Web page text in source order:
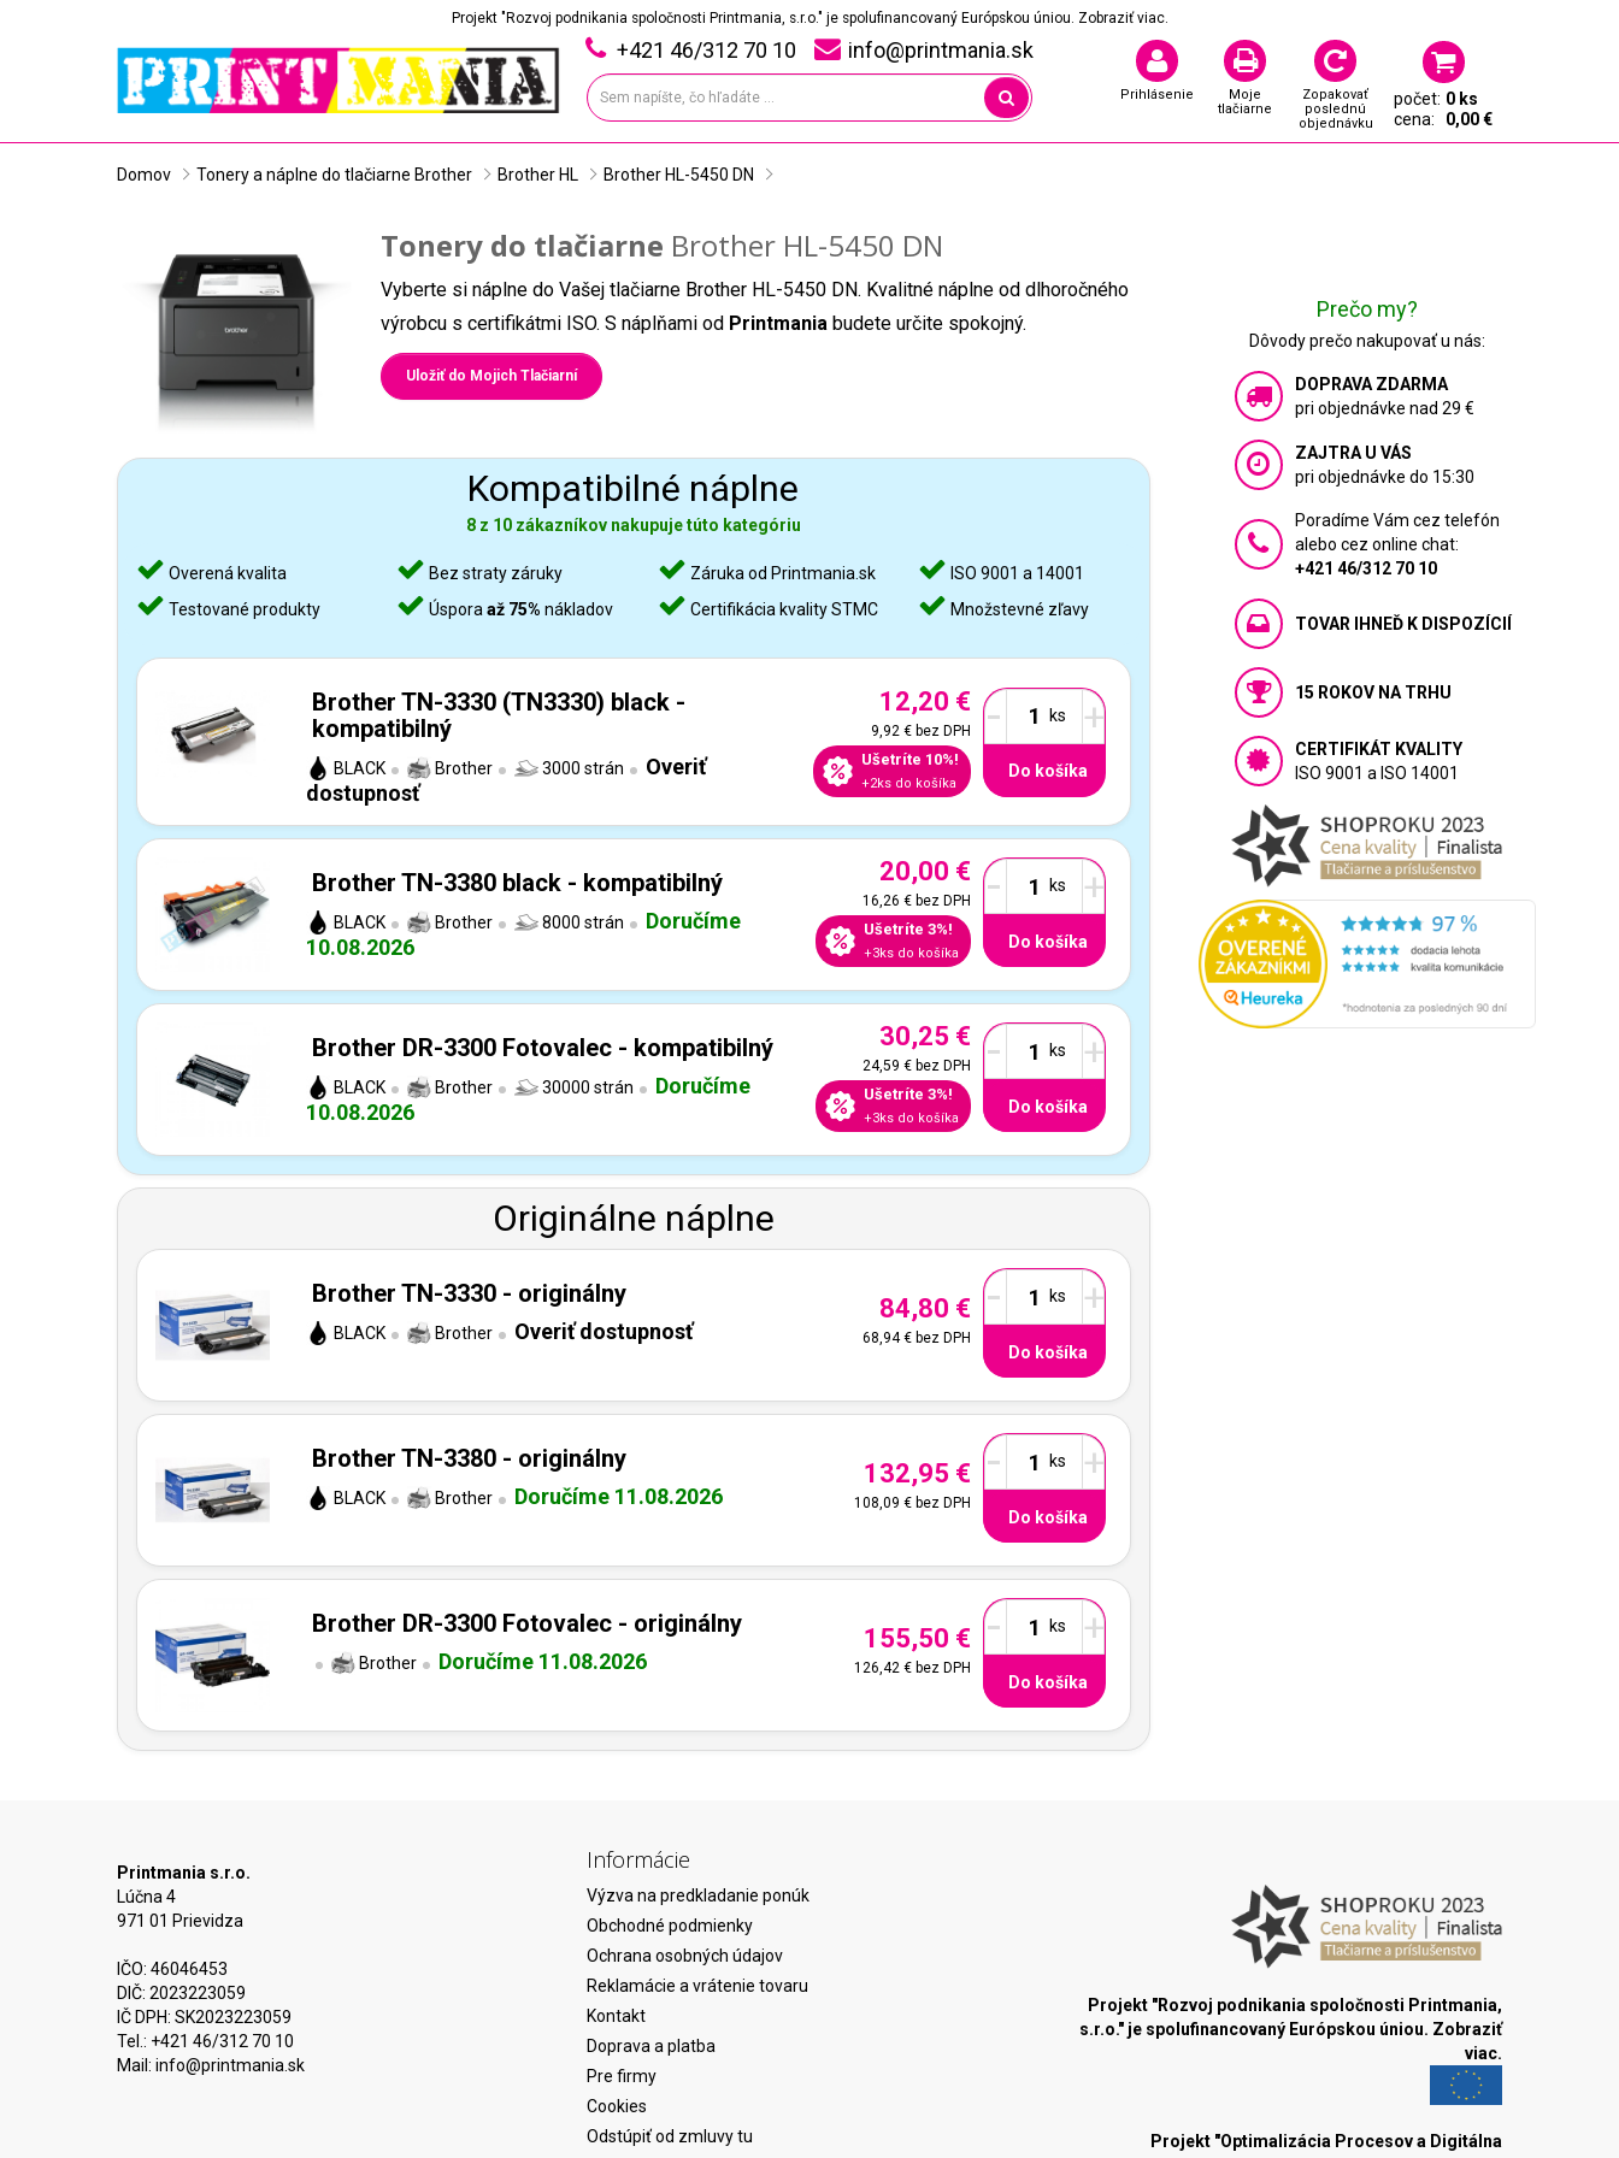
Projekt "Rozvoj podnikania spoločnosti Printmania, s.r.o." je spolufinancovaný Európskou úniou. Zobraziť viac.
+421 46/312 70 10 info@printmania.sk
Prihlásenie
Moje
tlačiarne
Zopakovať
poslednú
objednávku
počet: 0 ks
cena:
0,00 €
Domov Tonery a náplne do tlačiarne Brother Brother HL Brother HL-5450 DN
Tonery do tlačiarne Brother HL-5450 DN
Vyberte si náplne do Vašej tlačiarne Brother HL-5450 DN. Kvalitné náplne od dlhoročného
výrobcu s certifikátmi ISO. S náplňami od Printmania budete určite spokojný.
Uložiť do Mojich Tlačiarní
Kompatibilné náplne
8 z 10 zákazníkov nakupuje túto kategóriu
Overená kvalita
Testované produkty
Bez straty záruky
Úsporaaž 75% nákladov
Záruka od Printmania.sk
Certifikácia kvality STMC
ISO 9001 a 14001
Množstevné zľavy
Brother TN-3330 (TN3330) black -
kompatibilný
BLACK Brother 3000 strán
Overiť
dostupnosť
12,20 €
9,92 €bez DPH
Ušetríte 10%!
+2ks do košíka
- +
Do košíka
Brother TN-3380 black - kompatibilný
BLACK Brother 8000 strán
Doručíme
10.08.2026
20,00 €
16,26 €bez DPH
Ušetríte 3%!
+3ks do košíka
- +
Do košíka
Brother DR-3300 Fotovalec - kompatibilný
BLACK Brother 30000 strán
Doručíme
10.08.2026
30,25 €
24,59 €bez DPH
Ušetríte 3%!
+3ks do košíka
- +
Do košíka
Originálne náplne
Brother TN-3330 - originálny
BLACK Brother Overiť dostupnosť
84,80 €
68,94 €bez DPH
- +
Do košíka
Brother TN-3380 - originálny
BLACK Brother Doručíme 11.08.2026
132,95 €
108,09 €bez DPH
- +
Do košíka
Brother DR-3300 Fotovalec - originálny
Brother Doručíme 11.08.2026
155,50 €
126,42 €bez DPH
- +
Do košíka
Prečo my?
Dôvody prečo nakupovať u nás:
DOPRAVA ZDARMA
pri objednávke nad 29 €
ZAJTRA U VÁS
pri objednávke do 15:30
Poradíme Vám cez telefón
alebo cez online chat:
+421 46/312 70 10
TOVAR IHNEĎ K DISPOZÍCIÍ
15 ROKOV NA TRHU
CERTIFIKÁT KVALITY
ISO 9001 a ISO 14001
Printmania s.r.o.
Lúčna 4
971 01 Prievidza
IČO: 46046453
DIČ: 2023223059
IČ DPH: SK2023223059
Tel.: +421 46/312 70 10
Mail: info@printmania.sk
Informácie
Výzva na predkladanie ponúk
Obchodné podmienky
Ochrana osobných údajov
Reklamácie a vrátenie tovaru
Kontakt
Doprava a platba
Pre firmy
Cookies
Odstúpiť od zmluvy tu
Projekt "Rozvoj podnikania spoločnosti Printmania,
s.r.o." je spolufinancovaný Európskou úniou. Zobraziť
viac.
Projekt "Optimalizácia Procesov a Digitálna